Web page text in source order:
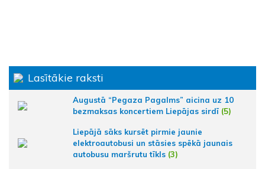
Lasītākie raksti
Augustā “Pegaza Pagalms” aicina uz 10
bezmaksas koncertiem Liepājas sirdī (5)
Liepājā sāks kursēt pirmie jaunie
elektroautobusi un stāsies spēkā jaunais
autobusu maršrutu tīkls (3)